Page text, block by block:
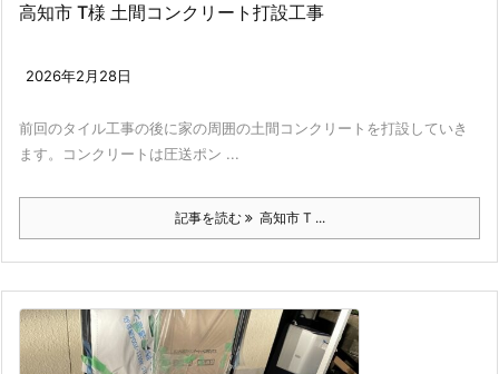
高知市 T様 土間コンクリート打設工事
2026年2月28日
前回のタイル工事の後に家の周囲の土間コンクリートを打設していき
ます。コンクリートは圧送ポン ...
記事を読む 高知市 T ...